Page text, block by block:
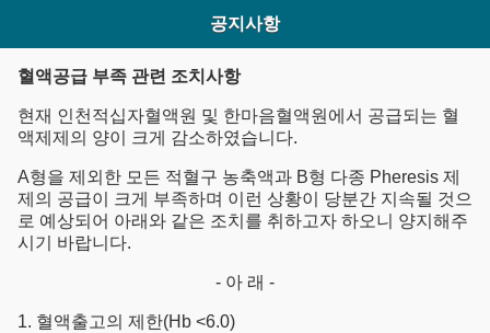
공지사항
혈액공급 부족 관련 조치사항
현재 인천적십자혈액원 및 한마음혈액원에서 공급되는 혈
액제제의 양이 크게 감소하였습니다.
A형을 제외한 모든 적혈구 농축액과 B형 다종 Pheresis 제
제의 공급이 크게 부족하며 이런 상황이 당분간 지속될 것으
로 예상되어 아래와 같은 조치를 취하고자 하오니 양지해주
시기 바랍니다.
- 아 래 -
1. 혈액출고의 제한(Hb <6.0)